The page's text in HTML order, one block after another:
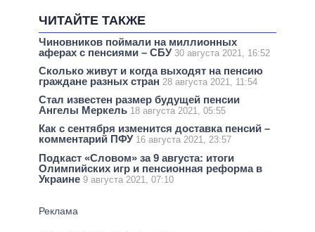
ЧИТАЙТЕ ТАКЖЕ
Чиновников поймали на миллионных
аферах с пенсиями – СБУ 30 августа 2021, 16:52
Сколько живут и когда выходят на пенсию
граждане разных стран 28 августа 2021, 11:54
Стал известен размер будущей пенсии
Ангелы Меркель 18 августа 2021, 05:55
Как с сентября изменится доставка пенсий –
комментарий ПФУ 16 августа 2021, 23:57
Подкаст «Словом» за 9 августа: итоги
Олимпийских игр и пенсионная реформа в
Украине 9 августа 2021, 07:10